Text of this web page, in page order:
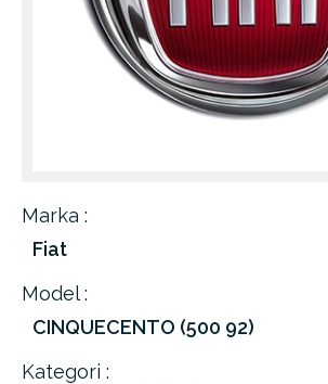
Marka :
Fiat
Model :
CINQUECENTO (500 92)
Kategori :